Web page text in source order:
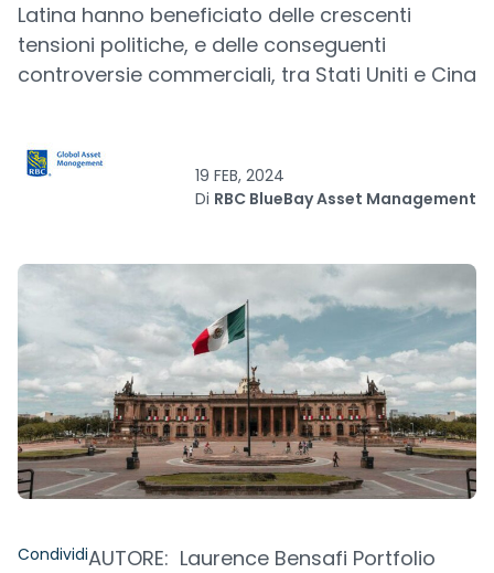
Latina hanno beneficiato delle crescenti
tensioni politiche, e delle conseguenti
controversie commerciali, tra Stati Uniti e Cina
19 FEB, 2024
Di RBC BlueBay Asset Management
CondividiAUTORE: Laurence Bensafi Portfolio